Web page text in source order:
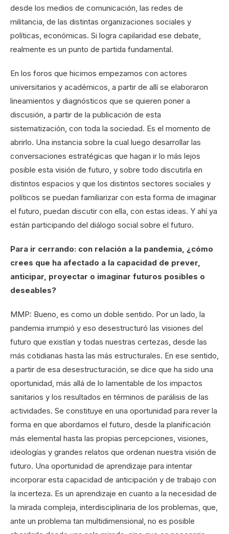
desde los medios de comunicación, las redes de
militancia, de las distintas organizaciones sociales y
políticas, económicas. Si logra capilaridad ese debate,
realmente es un punto de partida fundamental.
En los foros que hicimos empezamos con actores
universitarios y académicos, a partir de allí se elaboraron
lineamientos y diagnósticos que se quieren poner a
discusión, a partir de la publicación de esta
sistematización, con toda la sociedad. Es el momento de
abrirlo. Una instancia sobre la cual luego desarrollar las
conversaciones estratégicas que hagan ir lo más lejos
posible esta visión de futuro, y sobre todo discutirla en
distintos espacios y que los distintos sectores sociales y
políticos se puedan familiarizar con esta forma de imaginar
el futuro, puedan discutir con ella, con estas ideas. Y ahí ya
están participando del diálogo social sobre el futuro.
Para ir cerrando: con relación a la pandemia, ¿cómo
crees que ha afectado a la capacidad de prever,
anticipar, proyectar o imaginar futuros posibles o
deseables?
MMP: Bueno, es como un doble sentido. Por un lado, la
pandemia irrumpió y eso desestructuró las visiones del
futuro que existían y todas nuestras certezas, desde las
más cotidianas hasta las más estructurales. En ese sentido,
a partir de esa desestructuración, se dice que ha sido una
oportunidad, más allá de lo lamentable de los impactos
sanitarios y los resultados en términos de parálisis de las
actividades. Se constituye en una oportunidad para rever la
forma en que abordamos el futuro, desde la planificación
más elemental hasta las propias percepciones, visiones,
ideologías y grandes relatos que ordenan nuestra visión de
futuro. Una oportunidad de aprendizaje para intentar
incorporar esta capacidad de anticipación y de trabajo con
la incerteza. Es un aprendizaje en cuanto a la necesidad de
la mirada compleja, interdisciplinaria de los problemas, que,
ante un problema tan multidimensional, no es posible